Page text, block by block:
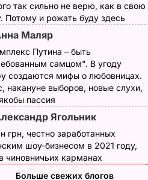
так сильно не верю, как в свою
Потому и рожать буду здесь
Маляр
Путина – быть
самцом". В угоду
создаются мифы о любовницах.
накануне выборов, новые слухи,
пассия
Ягольник
грн, честно заработанных
шоу-бизнесом в 2021 году,
чиновничьих карманах
Больше свежих блогов